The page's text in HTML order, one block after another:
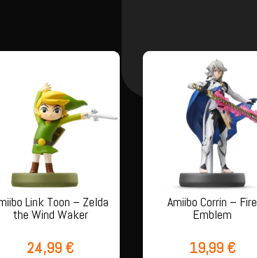
Link Toon – Zelda
the Wind Waker
24,99 €
Amiibo Corrin – Fire
Emblem
19,99 €